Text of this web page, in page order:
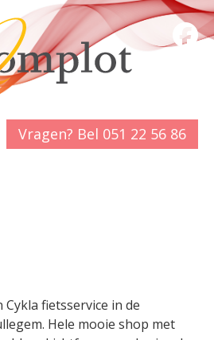
Vragen? Bel 051 22 56 86
fietsservice in de
Hele mooie shop met